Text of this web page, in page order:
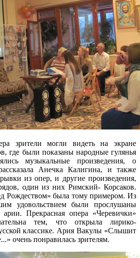
зрители могли видеть на экране
где были показаны народные гулянья
музыкальные произведения, о
Анечка Калигина, и также
из опер, и другие произведения,
один из них Римский- Корсаков.
Рождеством» была тому примером. Из
удовольствием были прослушаны
Прекрасная опера «Черевички»
тем, что открыла лирико-
классике. Ария Вакулы «Слышит
очень понравилась зрителям.